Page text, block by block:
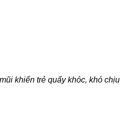
khiến trẻ quấy khóc, khó chịu